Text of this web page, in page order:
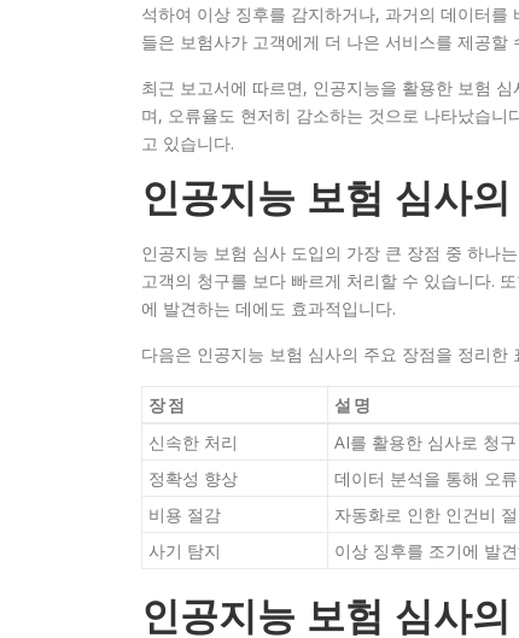
석하여 이상 징후를 감지하거나, 과거의 데이터
들은 보험사가 고객에게 더 나은 서비스를 제공할
최근 보고서에 따르면, 인공지능을 활용한 보험
며, 오류율도 현저히 감소하는 것으로 나타났습
고 있습니다.
인공지능 보험 심사의
인공지능 보험 심사 도입의 가장 큰 장점 중 하나
고객의 청구를 보다 빠르게 처리할 수 있습니다.
에 발견하는 데에도 효과적입니다.
다음은 인공지능 보험 심사의 주요 장점을 정리한
장점
설명
신속한 처리
AI를 활용한 심사로 청
정확성 향상
데이터 분석을 통해 오
비용 절감
자동화로 인한 인건비
사기 탐지
이상 징후를 조기에 발
인공지능 보험 심사